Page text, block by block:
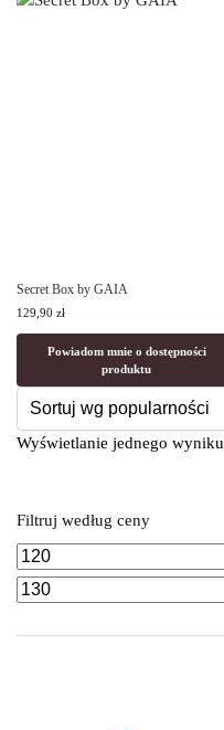
Secret Box by GAIA
129,90 zł
Powiadom mnie o dostępności
produktu
Wyświetlanie jednego wyniku
Filtruj według ceny